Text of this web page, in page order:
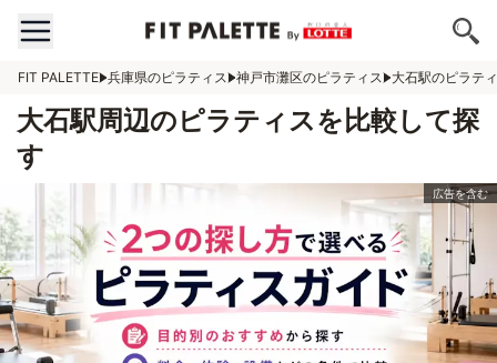
FIT PALETTE 兵庫県のピラティス 神戸市灘区のピラティス 大石駅のピラテ
大石駅周辺のピラティスを比較して探
す